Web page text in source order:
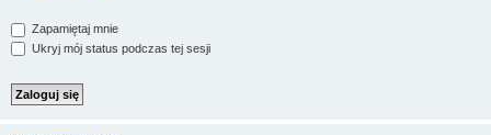
Zapamiętaj mnie
Ukryj mój status podczas tej sesji